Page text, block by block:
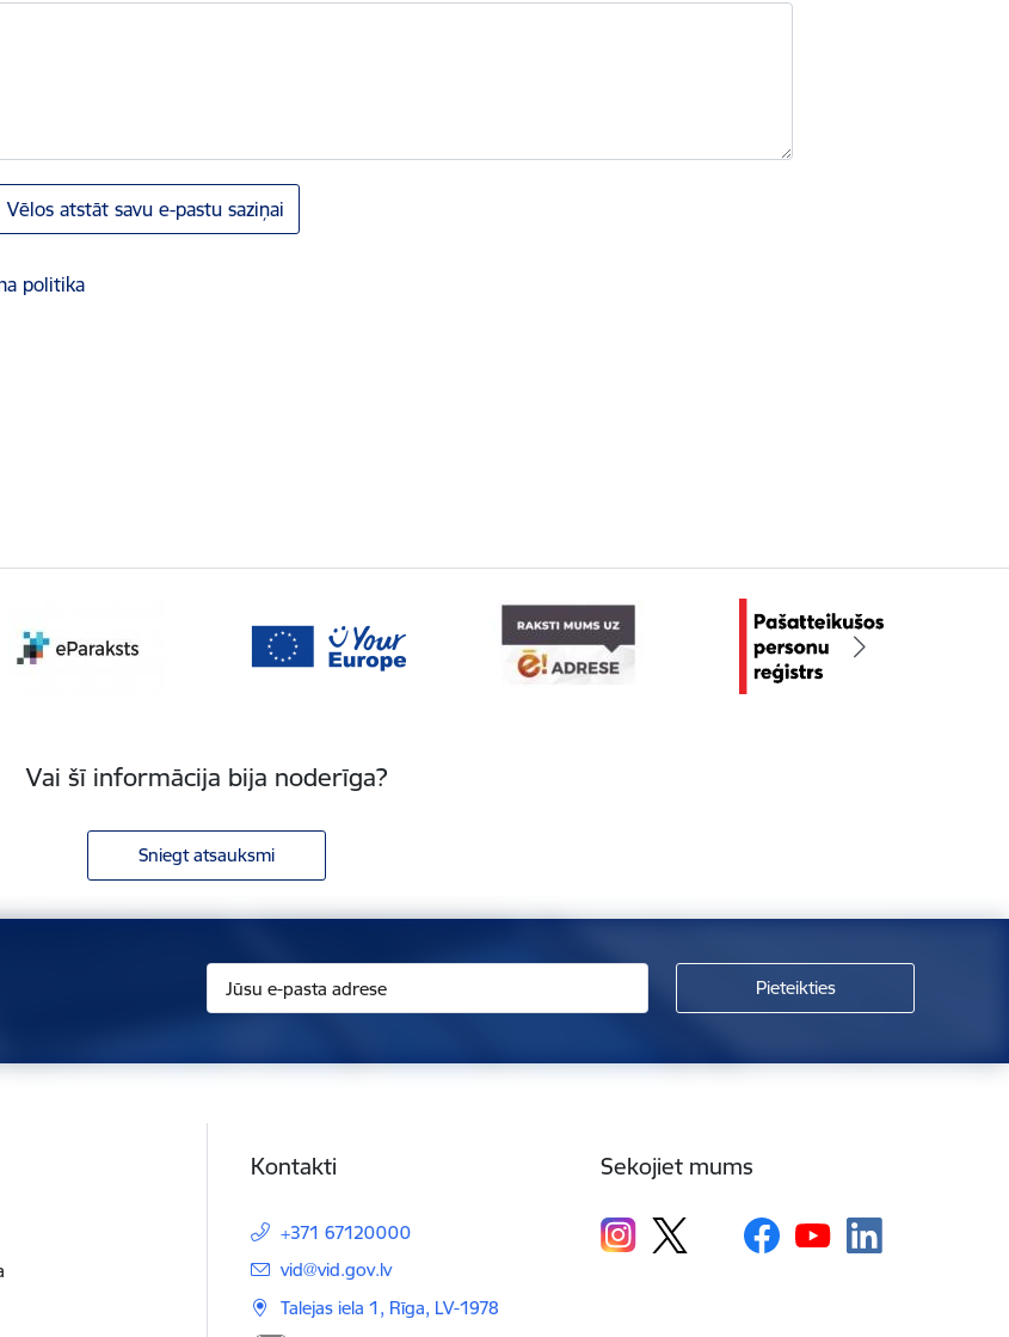
Vēlos atstāt savu e-pastu saziņai
politika
Vai šī informācija bija noderīga?
Sniegt atsauksmi
Kontakti
+371 67120000
E-pasts:
vid@vid.gov.lv
Talejas iela 1, Rīga, LV-1978
Sekojiet mums